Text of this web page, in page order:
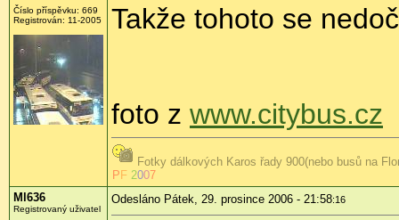
Číslo příspěvku: 669
Registrován: 11-2005
Takže tohoto se
foto z www.citybus.cz
Fotky dálkových Karos řady 900(nebo busů na
P F 2007
Ml636
Registrovaný uživatel
Odesláno Pátek, 29. prosince 2006 - 21:58:16